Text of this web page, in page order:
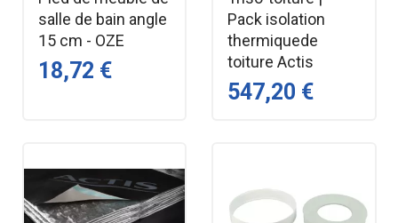
réseaux domestiques et tertiaires. Il est garanti pour
fonctionner avec une eau propre, condition indispensable
pour préserver la durée de vie du circulateur et maintenir
pour une installation neuve.
Points forts
salle de bain angle
15 cm - OZE
18,72 €
Pack isolation
thermiquede
toiture Actis
547,20 €